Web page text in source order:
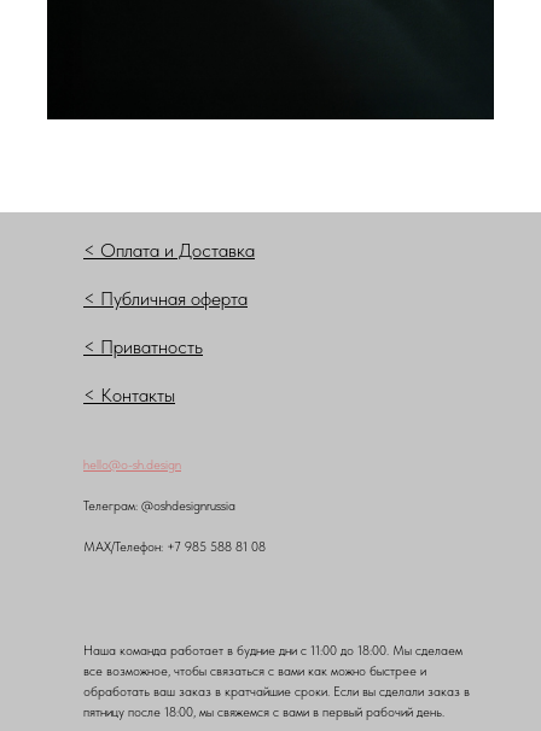
< Оплата и Доставка
< Публичная оферта
< Приватность
< Контакты
hello@o-sh.design
Teлеграм: @oshdesignrussia
MAX/Телефон: +7 985 588 81 08
Наша команда работает в будние дни с 11:00 до 18:00. Мы сделаем
все возможное, чтобы связаться с вами как можно быстрее и
обработать ваш заказ в кратчайшие сроки. Если вы сделали заказ в
пятницу после 18:00, мы свяжемся с вами в первый рабочий день.